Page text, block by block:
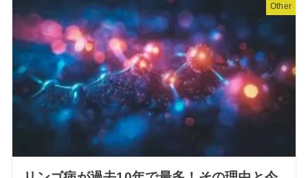
Other